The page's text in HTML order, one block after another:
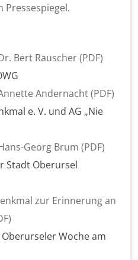
Pressespiegel.
Bert Rauscher (PDF)
Andernacht (PDF)
e. V. und AG „Nie
Georg Brum (PDF)
Stadt Oberursel
zur Erinnerung an
Woche am